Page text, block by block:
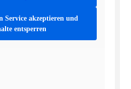
Service akzeptieren und
entsperren